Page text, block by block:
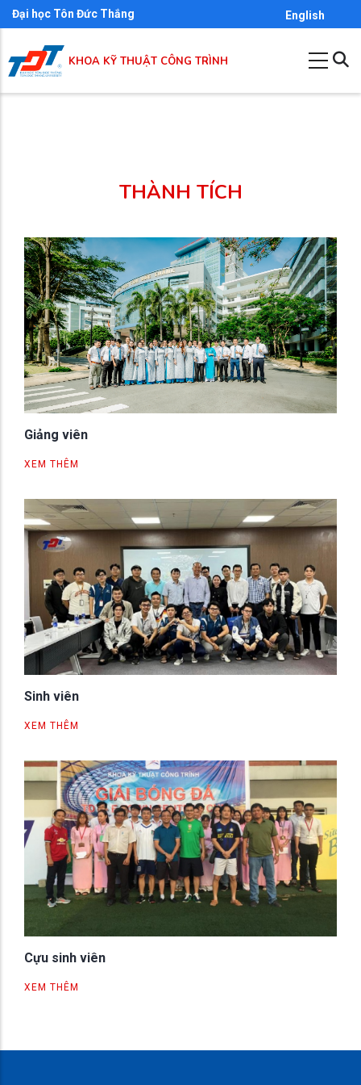
Skip
to
main
content
Đại học Tôn Đức Thắng English
KHOA KỸ THUẬT CÔNG TRÌNH
THÀNH TÍCH
Giảng viên
XEM THÊM
Sinh viên
XEM THÊM
Cựu sinh viên
XEM THÊM